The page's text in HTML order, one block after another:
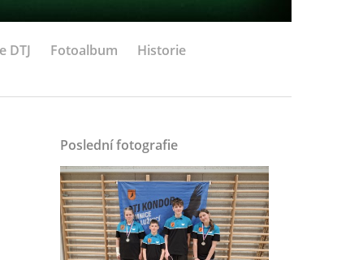
DTJ Fotoalbum Historie
Poslední fotografie